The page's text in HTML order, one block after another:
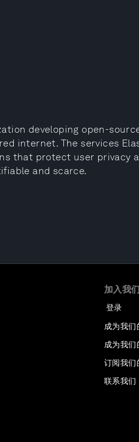
developing open-
internet. The services
that protect user privacy
and scarce.
加入我们
登录
成为我们
成为我们
订阅我们
联系我们